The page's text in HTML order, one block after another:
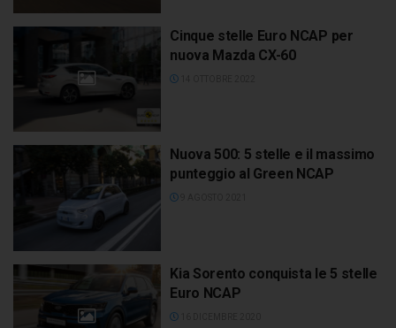
Cinque stelle Euro NCAP per
nuova Mazda CX-60
Nuova 500: 5 stelle e il massimo
punteggio al Green NCAP
Kia Sorento conquista le 5 stelle
Euro NCAP